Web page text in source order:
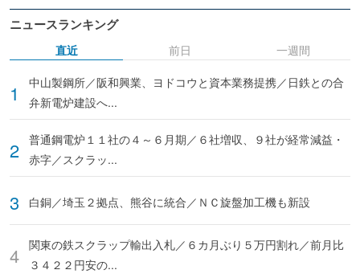
ニュースランキング
直近
中山製鋼所／阪和興業、ヨドコウと資本業務提携／日鉄との合
弁新電炉建設へ...
普通鋼電炉１１社の４～６月期／６社増収、９社が経常減益・
赤字／スクラッ...
白銅／埼玉２拠点、熊谷に統合／ＮＣ旋盤加工機も新設
関東の鉄スクラップ輸出入札／６カ月ぶり５万円割れ／前月比
３４２２円安の...
前日 一週間